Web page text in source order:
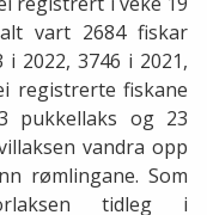
vart 2684 fiskar
2022, 3746 i 2021,
registrerte fiskane
pukkellaks og 23
vandra opp
rømlingane. Som
tidleg i